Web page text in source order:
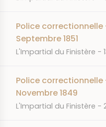
Police correctionnelle
Septembre 1851
JOURNAL
L'Impartial du Finistère
Police correctionnelle
Novembre 1849
JOURNAL
L'Impartial du Finistère